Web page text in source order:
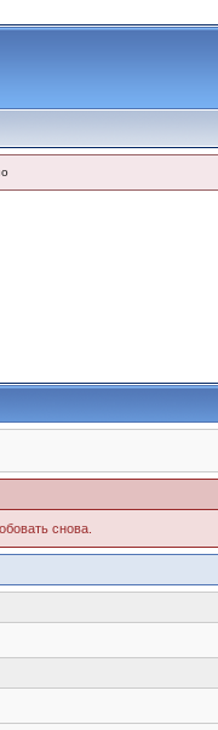
снова.